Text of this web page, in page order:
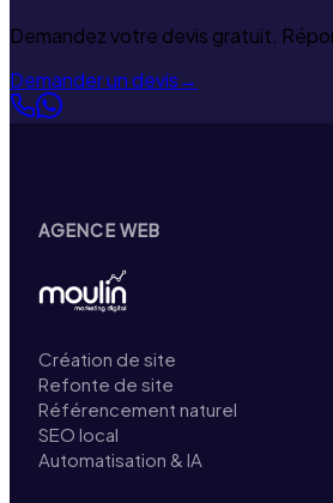
Demandez votre devis gratuit.
Demander un devis→
AGENCE WEB
Création de site
Refonte de site
Référencement naturel
SEO local
Automatisation & IA